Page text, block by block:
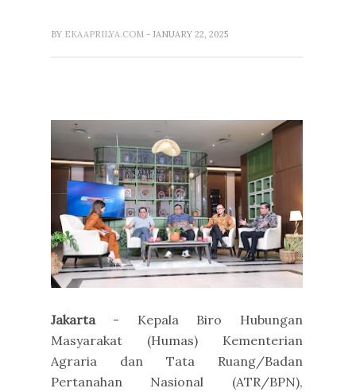
BY EKAAPRILYA.COM - JANUARY 22, 2025
Jakarta - Kepala Biro Hubungan
Masyarakat (Humas) Kementerian
Agraria dan Tata Ruang/Badan
Pertanahan Nasional (ATR/BPN),